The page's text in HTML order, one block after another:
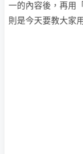
一的內容後，再用
則是今天要教大家